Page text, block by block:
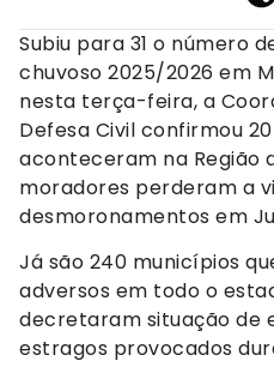
Subiu para 31 o número
chuvoso 2025/2026 em
nesta terça-feira, a
Defesa Civil confirmou
aconteceram na Região
moradores perderam a
desmoronamentos em
Já são 240 municípios
adversos em todo o
decretaram situação de
estragos provocados